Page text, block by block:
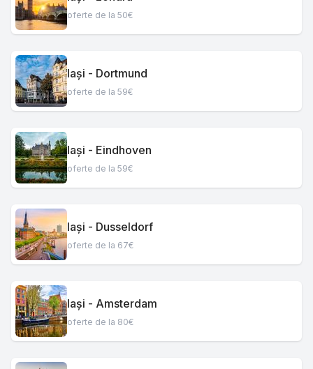
oferte de la 50€
Iași - Dortmund
oferte de la 59€
Iași - Eindhoven
oferte de la 59€
Iași - Dusseldorf
oferte de la 67€
Iași - Amsterdam
oferte de la 80€